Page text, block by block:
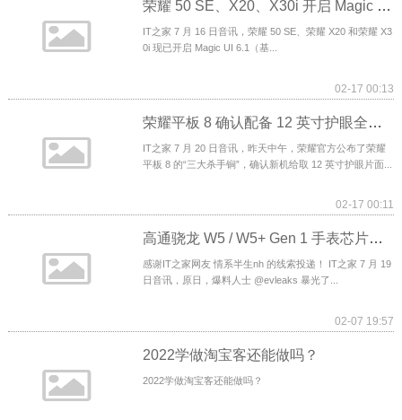
荣耀 50 SE、X20、X30i 开启 Magic UI 6.1 内测招募，基于安卓 12
IT之家 7 月 16 日音讯，荣耀 50 SE、荣耀 X20 和荣耀 X3
0i 现已开启 Magic UI 6.1（基...
02-17 00:13
荣耀平板 8 确认配备 12 英寸护眼全面屏，还有立体声八扬声器与金属机身
IT之家 7 月 20 日音讯，昨天中午，荣耀官方公布了荣耀
平板 8 的“三大杀手锏”，确认新机给取 12 英寸护眼片面...
02-17 00:11
高通骁龙 W5 / W5+ Gen 1 手表芯片曝光：采用 4nm / 22nm 工艺，大小核架构设
感谢IT之家网友 情系半生nh 的线索投递！ IT之家 7 月 19
日音讯，原日，爆料人士 @evleaks 暴光了...
02-07 19:57
2022学做淘宝客还能做吗？
2022学做淘宝客还能做吗？